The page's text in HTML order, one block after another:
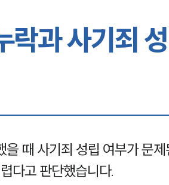
락과 사기죄
때 사기죄 성립 여부가 문제
다고 판단했습니다.